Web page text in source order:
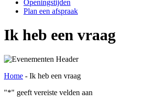
Openingstijden
Plan een afspraak
Ik heb een vraag
Home - Ik heb een vraag
"*" geeft vereiste velden aan